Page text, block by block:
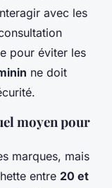
avec les
pour éviter les
ne doit
moyen pour
marques, mais
entre 20 et